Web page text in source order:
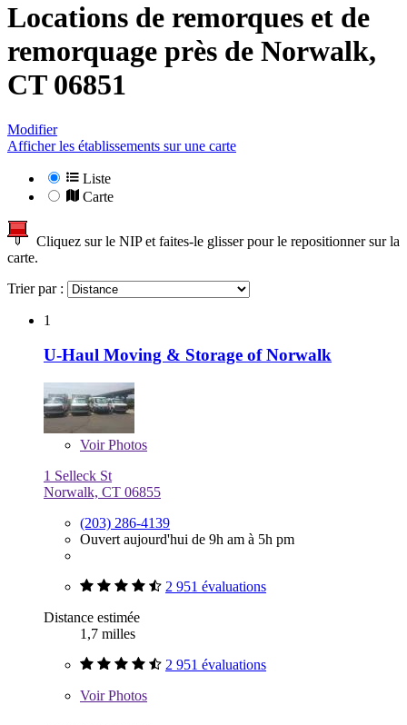
Locations de remorques et de
remorquage près de Norwalk,
CT 06851
Modifier
Afficher les établissements sur une carte
Liste
Carte
Cliquez sur le NIP et faites-le glisser pour le repositionner sur la
carte.
Trier par :
1
U-Haul Moving & Storage of Norwalk
VoirPhotos
1 Selleck St
Norwalk, CT 06855
(203) 286-4139
Ouvert aujourd'hui de 9h am à 5h pm
2 951 évaluations
Distance estimée
1,7 milles
2 951 évaluations
VoirPhotos